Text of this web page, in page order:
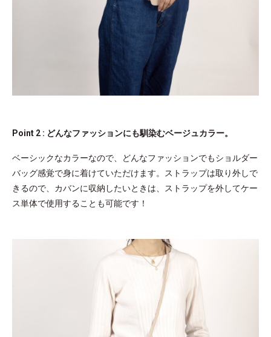
Point 2 : どんなファッションにも馴染むベージュカラー。
ベーシックなカラーなので、どんなファッションでもショルダー
バッグ感覚で身に着けていただけます。ストラップは取り外しで
きるので、カバンに収納したいときは、ストラップを外してケー
ス単体で使用することも可能です！